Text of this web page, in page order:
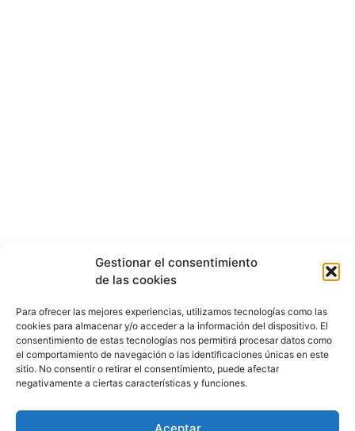
Gestionar el consentimiento
de las cookies
Para ofrecer las mejores experiencias, utilizamos tecnologías como las
cookies para almacenar y/o acceder a la información del dispositivo. El
consentimiento de estas tecnologías nos permitirá procesar datos como
el comportamiento de navegación o las identificaciones únicas en este
sitio. No consentir o retirar el consentimiento, puede afectar
negativamente a ciertas características y funciones.
Aceptar